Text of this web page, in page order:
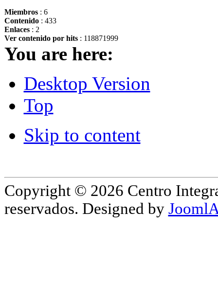
Miembros: 6
Contenido: 433
Enlaces: 2
Ver contenido por hits: 118871999
You are here:
Desktop Version
Top
Skip to content
Copyright © 2026 Centro
reservados. Designed by